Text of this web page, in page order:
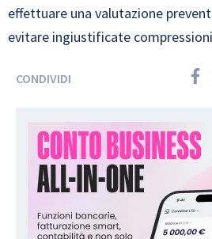
effettuare una valutazione
evitare ingiustificate
CONDIVIDI